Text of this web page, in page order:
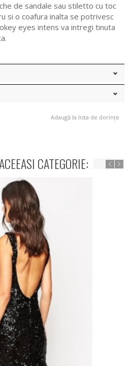
de sandale sau stiletto cu toc
si o coafura inalta se potrivesc
eyes intens va intregi tinuta
Adaugă la lista de dorințe
CATEGORIE: